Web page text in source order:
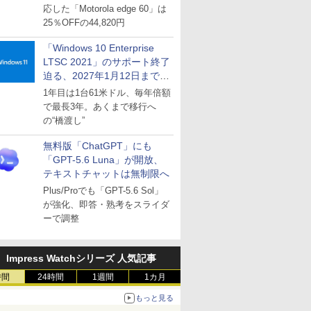
応した「Motorola edge 60」は
25％OFFの44,820円
「Windows 10 Enterprise
LTSC 2021」のサポート終了
迫る、2027年1月12日まで
～ESUは9月1日から販売
1年目は1台61米ドル、毎年倍額
で最長3年。あくまで移行へ
の“橋渡し”
無料版「ChatGPT」にも
「GPT-5.6 Luna」が開放、
テキストチャットは無制限へ
Plus/Proでも「GPT-5.6 Sol」
が強化、即答・熟考をスライダ
ーで調整
Impress Watchシリーズ 人気記事
24時間 1週間 1カ月
もっと見る